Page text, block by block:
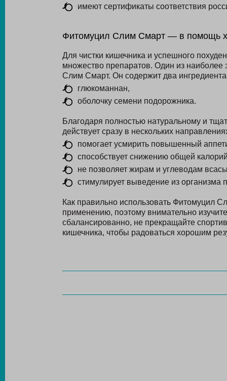
имеют сертификаты соответствия
Фитомуцил Слим Смарт — в помощь
Для чистки кишечника и успешного
множество препаратов. Один из
Слим Смарт. Он содержит два
глюкоманнан,
оболочку семени подорожника.
Благодаря полностью натуральному и
действует сразу в нескольких
помогает усмирить повышенный
способствует снижению общей
не позволяет жирам и углеводам
стимулирует выведение из организма
Как правильно использовать Фитомуцил
применению, поэтому внимательно
сбалансированно, не прекращайте
кишечника, чтобы радоваться хорошим